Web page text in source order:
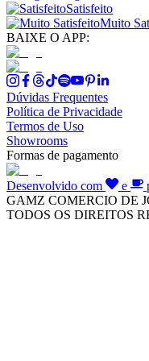
Satisfeito
Muito
BAIXE O APP:
Dúvidas Frequentes
Política de Privacidade
Termos de Uso
Showrooms
Formas de pagamento
Desenvolvido com e
GAMZ COMERCIO DE
TODOS OS DIREITOS